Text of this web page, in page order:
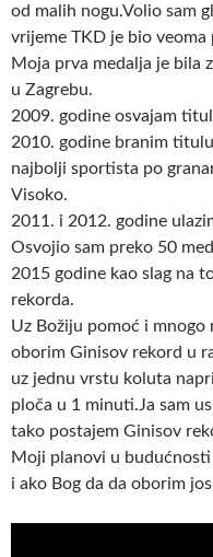
od malih nogu.Volio sam
vrijeme TKD je bio
Moja prva medalja je bila
u Zagrebu.
2009. godine osvajam
2010. godine branim
najbolji sportista po
Visoko.
2011. i 2012. godine
Osvojio sam preko 50
2015 godine kao slag na
rekorda.
Uz Božiju pomoć i mnogo
oborim Ginisov rekord u
uz jednu vrstu koluta
ploča u 1 minuti.Ja sam
tako postajem Ginisov
Moji planovi u
i ako Bog da da oborim